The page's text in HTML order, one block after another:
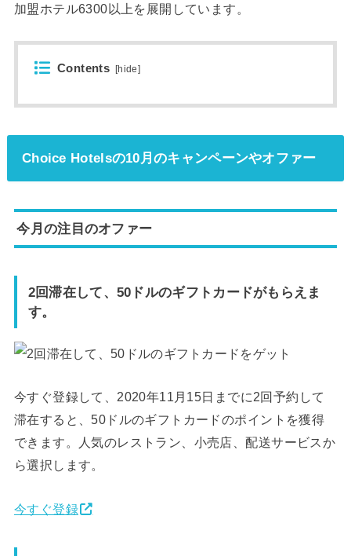
加盟ホテル6300以上を展開しています。
Contents [hide]
Choice Hotelsの10月のキャンペーンやオファー
今月の注目のオファー
2回滞在して、50ドルのギフトカードがもらえま
す。
今すぐ登録して、2020年11月15日までに2回予約して
滞在すると、50ドルのギフトカードのポイントを獲得
できます。人気のレストラン、小売店、配送サービスか
ら選択します。
今すぐ登録